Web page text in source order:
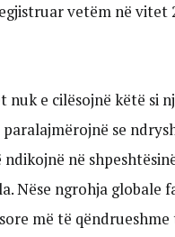
vetëm në vitet
nuk e cilësojnë këtë si
se
në
Nëse ngrohja globale
më të